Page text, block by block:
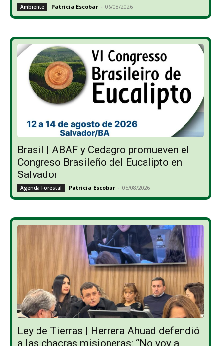
Ambiente Patricia Escobar - 06/08/2026
Brasil | ABAF y Cedagro promueven el
Congreso Brasileño del Eucalipto en
Salvador
Agenda Forestal Patricia Escobar - 05/08/2026
Ley de Tierras | Herrera Ahuad defendió
a las chacras misioneras: “No voy a